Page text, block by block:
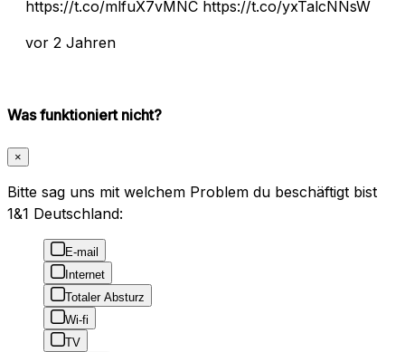
https://t.co/mlfuX7vMNC https://t.co/yxTalcNNsW
vor 2 Jahren
Was funktioniert nicht?
×
Bitte sag uns mit welchem Problem du beschäftigt bist
1&1 Deutschland:
E-mail
Internet
Totaler Absturz
Wi-fi
TV